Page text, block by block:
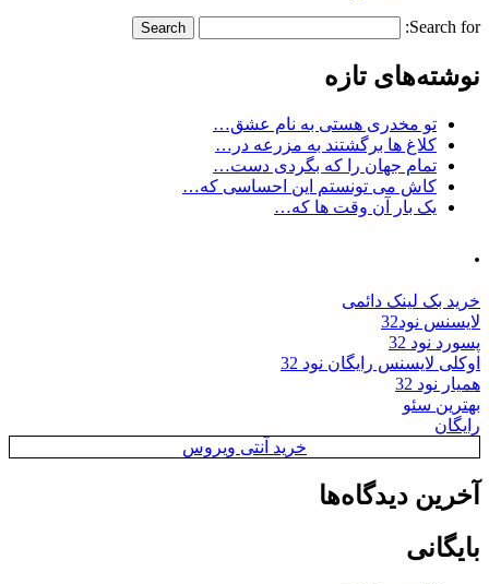
Search for:
نوشته‌های تازه
تو مخدری هستی به نام عشق…
کلاغ ها برگشتند به مزرعه در…
تمام جهان را که بگردی دست…
کاش می تونستم این احساسی که…
یک بار آن وقت ها که…
.
خرید بک لینک دائمی
لایسنس نود32
پسورد نود 32
اوکلی لایسنس رایگان نود 32
همیار نود 32
بهترین سئو
رایگان
خرید آنتی ویروس
آخرین دیدگاه‌ها
بایگانی